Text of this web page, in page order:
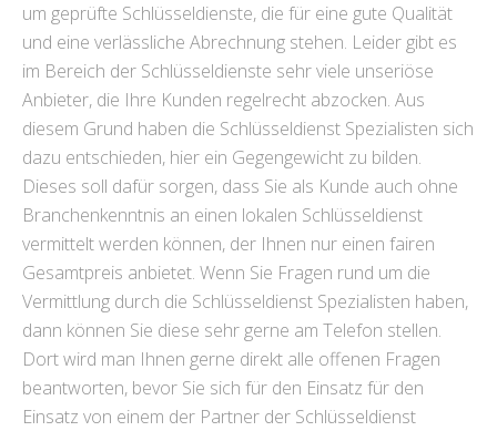
um geprüfte Schlüsseldienste, die für eine gute Qualität
und eine verlässliche Abrechnung stehen. Leider gibt es
im Bereich der Schlüsseldienste sehr viele unseriöse
Anbieter, die Ihre Kunden regelrecht abzocken. Aus
diesem Grund haben die Schlüsseldienst Spezialisten sich
dazu entschieden, hier ein Gegengewicht zu bilden.
Dieses soll dafür sorgen, dass Sie als Kunde auch ohne
Branchenkenntnis an einen lokalen Schlüsseldienst
vermittelt werden können, der Ihnen nur einen fairen
Gesamtpreis anbietet. Wenn Sie Fragen rund um die
Vermittlung durch die Schlüsseldienst Spezialisten haben,
dann können Sie diese sehr gerne am Telefon stellen.
Dort wird man Ihnen gerne direkt alle offenen Fragen
beantworten, bevor Sie sich für den Einsatz für den
Einsatz von einem der Partner der Schlüsseldienst